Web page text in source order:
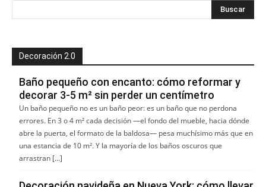
Decoración 2.0
Baño pequeño con encanto: cómo reformar y
decorar 3-5 m² sin perder un centímetro
Un baño pequeño no es un baño peor: es un baño que no perdona
errores. En 3 o 4 m² cada decisión —el fondo del mueble, hacia dónde
abre la puerta, el formato de la baldosa— pesa muchísimo más que en
una estancia de 10 m². Y la mayoría de los baños oscuros que
arrastran […]